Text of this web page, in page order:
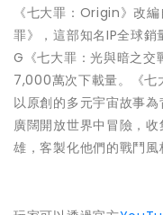
《七大罪：Origin》改
罪》，這部知名IP全球
G《七大罪：光與暗之交
7,000萬次下載量。《七
以原創的多元宇宙故事
廣闊開放世界中冒險，
雄，客製化他們的戰鬥風